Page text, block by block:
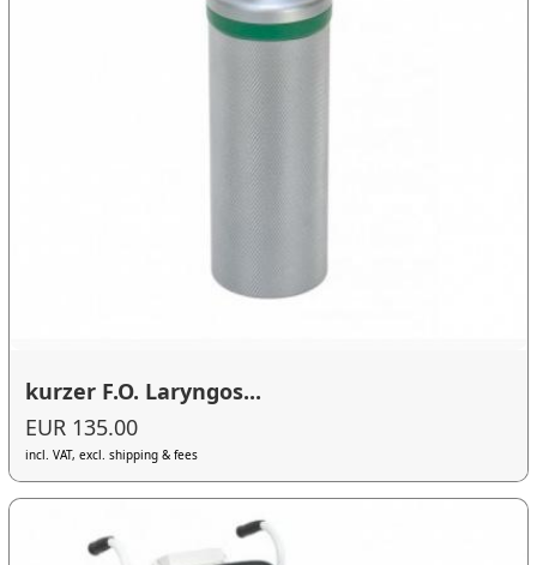
kurzer F.O. Laryngos...
EUR 135.00
incl. VAT, excl. shipping & fees